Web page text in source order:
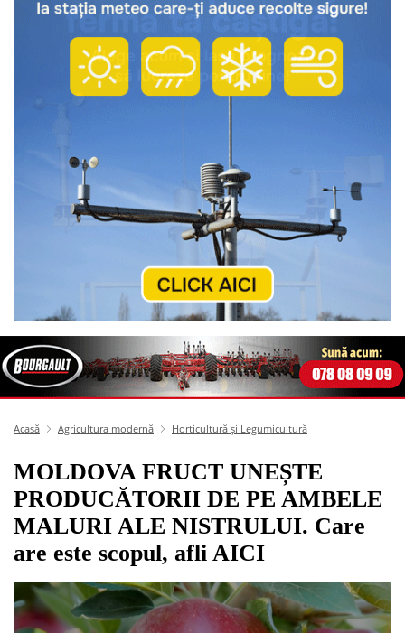
Acasă Agricultura modernă Horticultură și Legumicultură
MOLDOVA FRUCT UNEȘTE
PRODUCĂTORII DE PE AMBELE
MALURI ALE NISTRULUI. Care
are este scopul, afli AICI